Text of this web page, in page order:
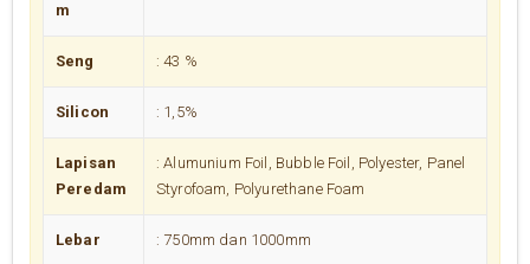
m
Seng : 43 %
Silicon : 1,5%
Lapisan
Peredam
: Alumunium Foil, Bubble Foil, Polyester, Panel
Styrofoam, Polyurethane Foam
Lebar : 750mm dan 1000mm